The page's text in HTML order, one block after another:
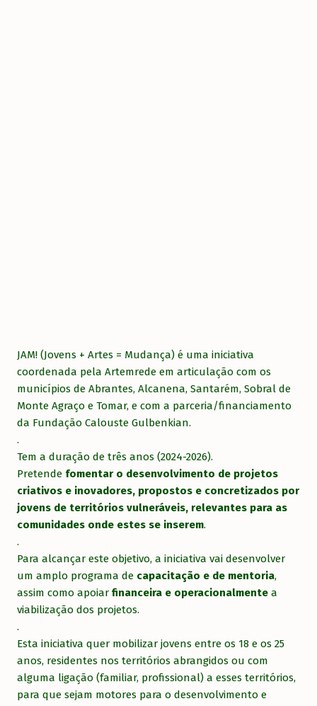
JAM! (Jovens + Artes = Mudança) é uma iniciativa
coordenada pela Artemrede em articulação com os
municípios de Abrantes, Alcanena, Santarém, Sobral de
Monte Agraço e Tomar, e com a parceria/financiamento
da Fundação Calouste Gulbenkian.
.
Tem a duração de três anos (2024-2026).
Pretende fomentar o desenvolvimento de projetos
criativos e inovadores, propostos e concretizados por
jovens de territórios vulneráveis, relevantes para as
comunidades onde estes se inserem.
.
Para alcançar este objetivo, a iniciativa vai desenvolver
um amplo programa de capacitação e de mentoria,
assim como apoiar financeira e operacionalmente a
viabilização dos projetos.
.
Esta iniciativa quer mobilizar jovens entre os 18 e os 25
anos, residentes nos territórios abrangidos ou com
alguma ligação (familiar, profissional) a esses territórios,
para que sejam motores para o desenvolvimento e